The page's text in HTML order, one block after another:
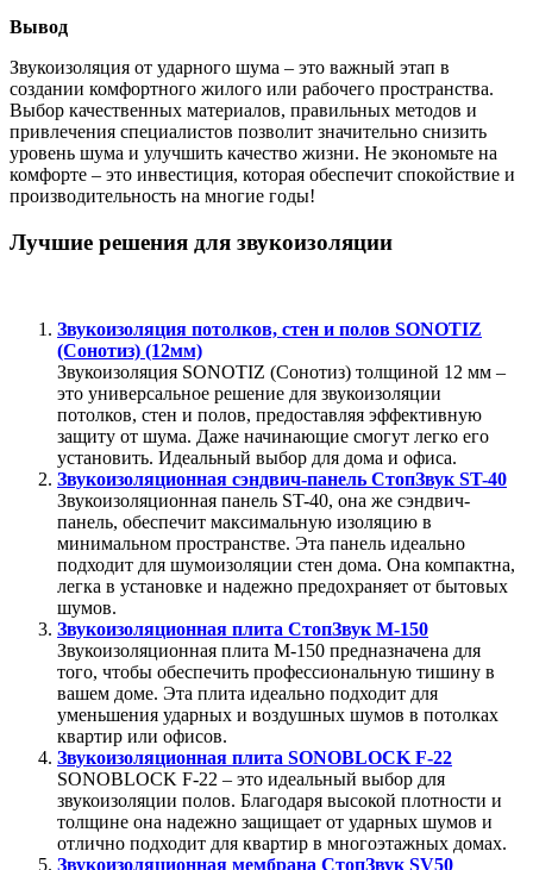
Вывод
Звукоизоляция от ударного шума – это важный этап в
создании комфортного жилого или рабочего пространства.
Выбор качественных материалов, правильных методов и
привлечения специалистов позволит значительно снизить
уровень шума и улучшить качество жизни. Не экономьте на
комфорте – это инвестиция, которая обеспечит спокойствие и
производительность на многие годы!
Лучшие решения для звукоизоляции
Звукоизоляция потолков, стен и полов SONOTIZ
(Сонотиз) (12мм)
Звукоизоляция SONOTIZ (Сонотиз) толщиной 12 мм –
это универсальное решение для звукоизоляции
потолков, стен и полов, предоставляя эффективную
защиту от шума. Даже начинающие смогут легко его
установить. Идеальный выбор для дома и офиса.
Звукоизоляционная сэндвич-панель СтопЗвук ST-40
Звукоизоляционная панель ST-40, она же сэндвич-
панель, обеспечит максимальную изоляцию в
минимальном пространстве. Эта панель идеально
подходит для шумоизоляции стен дома. Она компактна,
легка в установке и надежно предохраняет от бытовых
шумов.
Звукоизоляционная плита СтопЗвук М-150
Звукоизоляционная плита М-150 предназначена для
того, чтобы обеспечить профессиональную тишину в
вашем доме. Эта плита идеально подходит для
уменьшения ударных и воздушных шумов в потолках
квартир или офисов.
Звукоизоляционная плита SONOBLOCK F-22
SONOBLOCK F-22 – это идеальный выбор для
звукоизоляции полов. Благодаря высокой плотности и
толщине она надежно защищает от ударных шумов и
отлично подходит для квартир в многоэтажных домах.
Звукоизоляционная мембрана СтопЗвук SV50